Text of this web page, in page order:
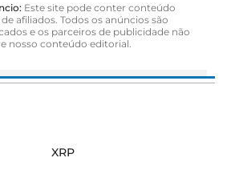
Este site pode conter conteúdo
afiliados. Todos os anúncios são
e os parceiros de publicidade não
nosso conteúdo editorial.
XRP